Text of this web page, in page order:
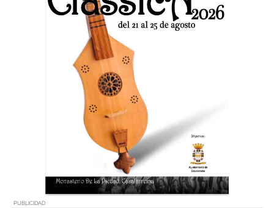
PUBLICIDAD